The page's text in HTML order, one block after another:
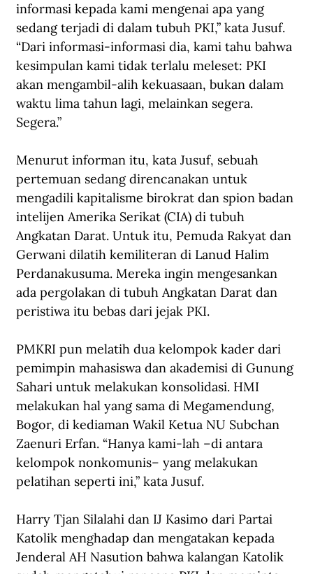
informasi kepada kami mengenai apa yang
sedang terjadi di dalam tubuh PKI,” kata Jusuf.
“Dari informasi-informasi dia, kami tahu bahwa
kesimpulan kami tidak terlalu meleset: PKI
akan mengambil-alih kekuasaan, bukan dalam
waktu lima tahun lagi, melainkan segera.
Segera.”
Menurut informan itu, kata Jusuf, sebuah
pertemuan sedang direncanakan untuk
mengadili kapitalisme birokrat dan spion badan
intelijen Amerika Serikat (CIA) di tubuh
Angkatan Darat. Untuk itu, Pemuda Rakyat dan
Gerwani dilatih kemiliteran di Lanud Halim
Perdanakusuma. Mereka ingin mengesankan
ada pergolakan di tubuh Angkatan Darat dan
peristiwa itu bebas dari jejak PKI.
PMKRI pun melatih dua kelompok kader dari
pemimpin mahasiswa dan akademisi di Gunung
Sahari untuk melakukan konsolidasi. HMI
melakukan hal yang sama di Megamendung,
Bogor, di kediaman Wakil Ketua NU Subchan
Zaenuri Erfan. “Hanya kami-lah –di antara
kelompok nonkomunis– yang melakukan
pelatihan seperti ini,” kata Jusuf.
Harry Tjan Silalahi dan IJ Kasimo dari Partai
Katolik menghadap dan mengatakan kepada
Jenderal AH Nasution bahwa kalangan Katolik